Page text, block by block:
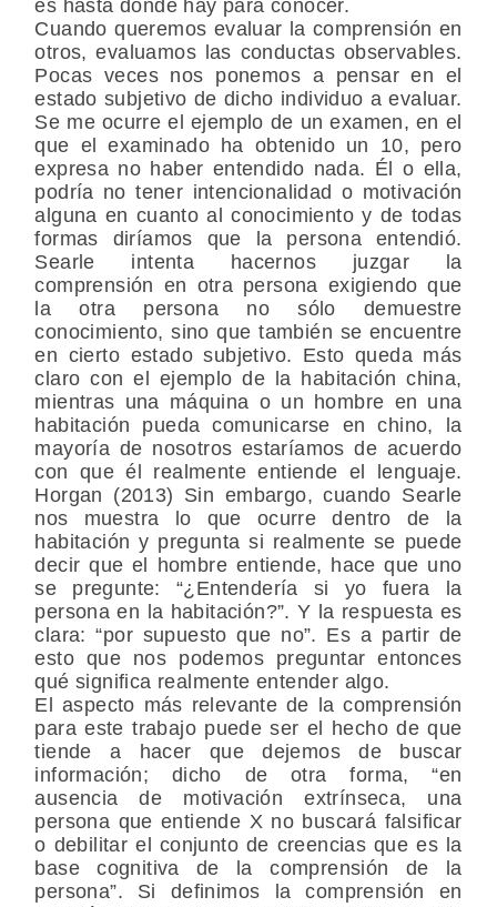
es hasta donde hay para conocer.
Cuando queremos evaluar la comprensión en
otros, evaluamos las conductas observables.
Pocas veces nos ponemos a pensar en el
estado subjetivo de dicho individuo a evaluar.
Se me ocurre el ejemplo de un examen, en el
que el examinado ha obtenido un 10, pero
expresa no haber entendido nada. Él o ella,
podría no tener intencionalidad o motivación
alguna en cuanto al conocimiento y de todas
formas diríamos que la persona entendió.
Searle intenta hacernos juzgar la
comprensión en otra persona exigiendo que
la otra persona no sólo demuestre
conocimiento, sino que también se encuentre
en cierto estado subjetivo. Esto queda más
claro con el ejemplo de la habitación china,
mientras una máquina o un hombre en una
habitación pueda comunicarse en chino, la
mayoría de nosotros estaríamos de acuerdo
con que él realmente entiende el lenguaje.
Horgan (2013) Sin embargo, cuando Searle
nos muestra lo que ocurre dentro de la
habitación y pregunta si realmente se puede
decir que el hombre entiende, hace que uno
se pregunte: “¿Entendería si yo fuera la
persona en la habitación?”. Y la respuesta es
clara: “por supuesto que no”. Es a partir de
esto que nos podemos preguntar entonces
qué significa realmente entender algo.
El aspecto más relevante de la comprensión
para este trabajo puede ser el hecho de que
tiende a hacer que dejemos de buscar
información; dicho de otra forma, “en
ausencia de motivación extrínseca, una
persona que entiende X no buscará falsificar
o debilitar el conjunto de creencias que es la
base cognitiva de la comprensión de la
persona”. Si definimos la comprensión en